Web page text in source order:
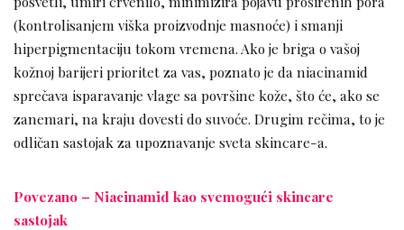
(kontrolisanjem viška proizvodnje masnoće) i smanji
hiperpigmentaciju tokom vremena. Ako je briga o vašoj
kožnoj barijeri prioritet za vas, poznato je da niacinamid
sprečava isparavanje vlage sa površine kože, što će, ako se
zanemari, na kraju dovesti do suvoće. Drugim rečima, to je
odličan sastojak za upoznavanje sveta skincare-a.
Povezano – Niacinamid kao svemogući skincare
sastojak